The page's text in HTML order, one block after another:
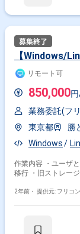
【Windows/
リモート可
850,000
業務委託(フ
東京都
勝
Windows
作業内容 ・ユーザとの作業調整 ・手順書作成
移行 ・旧ストレ
2年前・ 提供元: フリコン